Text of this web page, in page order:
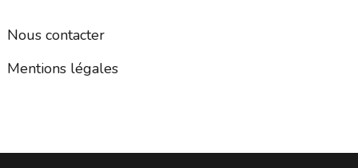
Nous contacter
Mentions légales